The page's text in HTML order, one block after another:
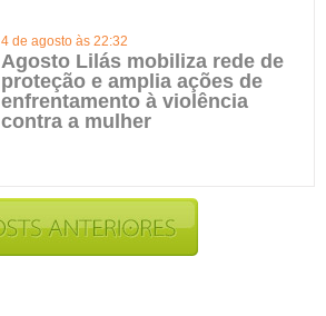
4 de agosto às 22:32
Agosto Lilás mobiliza rede de
proteção e amplia ações de
enfrentamento à violência
contra a mulher